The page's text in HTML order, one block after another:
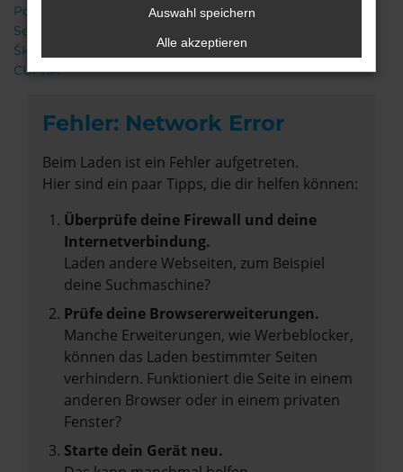
Porsche
Seat
Škoda
CUPRA
Fehler: Network Error
Beim Laden ist ein Fehler aufgetreten.
Hier sind ein paar Tipps, die dir helfen können:
Überprüfe deine Firewall und deine
Internetverbindung.
Laden andere Webseiten, zum Beispiel
deine Suchmaschine?
Prüfe deine Browsererweiterungen.
Manche Erweiterungen, wie Werbeblocker,
können das Laden bestimmter Seiten
verhindern. Funktioniert die Seite in einem
anderen Browser oder in einem privaten
Fenster?
Starte dein Gerät neu.
Auswahl speichern
Alle akzeptieren